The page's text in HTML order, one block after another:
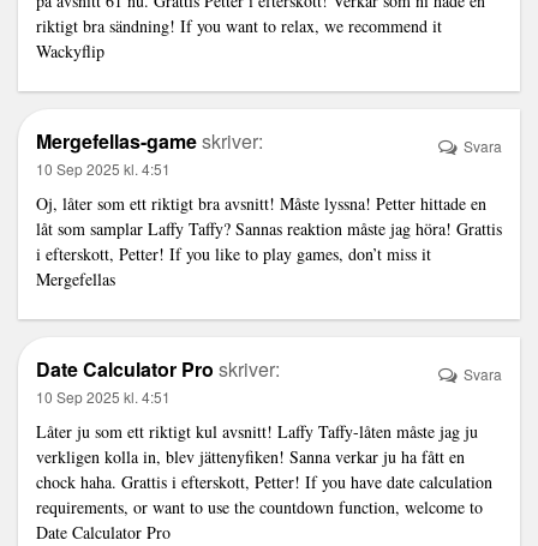
riktigt bra sändning! If you want to relax, we recommend it
Wackyflip
Mergefellas-gameskriver:
10 Sep 2025 kl. 4:51
Oj, låter som ett riktigt bra avsnitt! Måste lyssna! Petter hittade en
låt som samplar Laffy Taffy? Sannas reaktion måste jag höra! Grattis
i efterskott, Petter! If you like to play games, don’t miss it
Mergefellas
Svara
Date Calculator Pro skriver:
10 Sep 2025 kl. 4:51
Låter ju som ett riktigt kul avsnitt! Laffy Taffy-låten måste jag ju
verkligen kolla in, blev jättenyfiken! Sanna verkar ju ha fått en
chock haha. Grattis i efterskott, Petter! If you have date calculation
requirements, or want to use the countdown function, welcome to
Date Calculator Pro
Svara